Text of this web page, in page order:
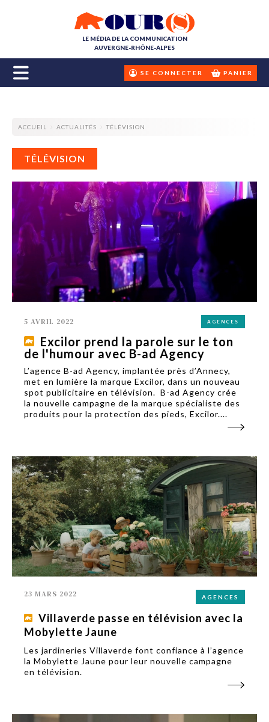
LE MÉDIA DE LA COMMUNICATION
AUVERGNE-RHÔNE-ALPES
SE CONNECTER PANIER
ACCUEIL ACTUALITÉS TÉLÉVISION
TÉLÉVISION
5 AVRIL 2022 AGENCES
Excilor prend la parole sur le ton
de l'humour avec B-ad Agency
L’agence B-ad Agency, implantée près d’Annecy,
met en lumière la marque Excilor, dans un nouveau
spot publicitaire en télévision. B-ad Agency crée
la nouvelle campagne de la marque spécialiste des
produits pour la protection des pieds, Excilor....
AGENCES
23 MARS 2022
Villaverde passe en télévision avec la
Mobylette Jaune
Les jardineries Villaverde font confiance à l’agence
la Mobylette Jaune pour leur nouvelle campagne
en télévision.